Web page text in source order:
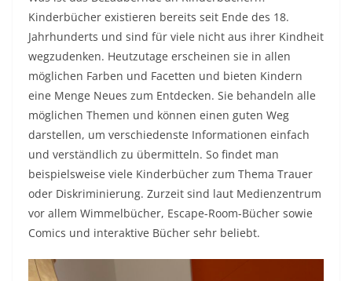
Kinderbücher existieren bereits seit Ende des 18.
Jahrhunderts und sind für viele nicht aus ihrer Kindheit
wegzudenken. Heutzutage erscheinen sie in allen
möglichen Farben und Facetten und bieten Kindern
eine Menge Neues zum Entdecken. Sie behandeln alle
möglichen Themen und können einen guten Weg
darstellen, um verschiedenste Informationen einfach
und verständlich zu übermitteln. So findet man
beispielsweise viele Kinderbücher zum Thema Trauer
oder Diskriminierung. Zurzeit sind laut Medienzentrum
vor allem Wimmelbücher, Escape-Room-Bücher sowie
Comics und interaktive Bücher sehr beliebt.